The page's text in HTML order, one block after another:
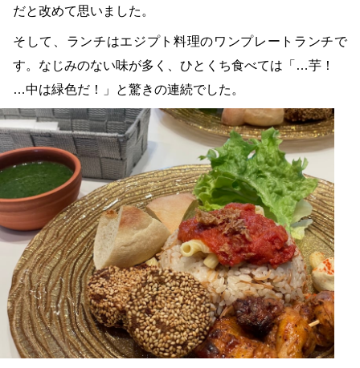
だと改めて思いました。
そして、ランチはエジプト料理のワンプレートランチで
す。なじみのない味が多く、ひとくち食べては「…芋！
…中は緑色だ！」と驚きの連続でした。